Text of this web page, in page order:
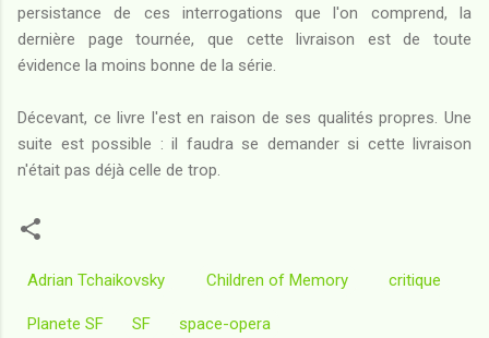
persistance de ces interrogations que l'on comprend, la
dernière page tournée, que cette livraison est de toute
évidence la moins bonne de la série.
Décevant, ce livre l'est en raison de ses qualités propres. Une
suite est possible : il faudra se demander si cette livraison
n'était pas déjà celle de trop.
Adrian Tchaikovsky Children of Memory critique
Planete SF SF space-opera